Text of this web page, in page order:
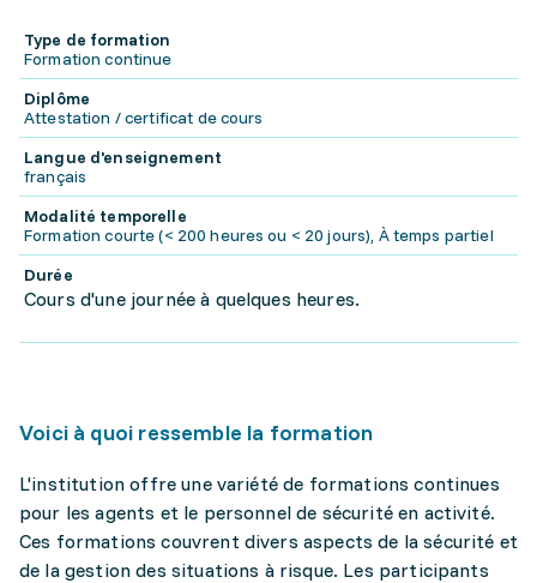
Type de formation
Formation continue
Diplôme
Attestation / certificat de cours
Langue d'enseignement
français
Modalité temporelle
Formation courte (< 200 heures ou < 20 jours), À temps partiel
Durée
Cours d'une journée à quelques heures.
Voici à quoi ressemble la formation
L'institution offre une variété de formations continues
pour les agents et le personnel de sécurité en activité.
Ces formations couvrent divers aspects de la sécurité et
de la gestion des situations à risque. Les participants